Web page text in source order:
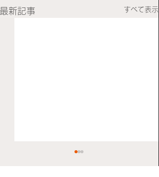
最新記事 すべて表示